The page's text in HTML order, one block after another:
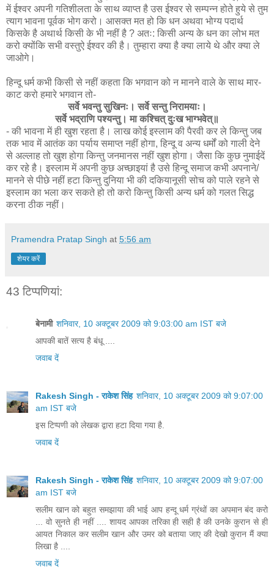
में ईश्वर अपनी गतिशीलता के साथ व्याप्त है उस ईश्वर से सम्‍पन्‍न होते हुये से तुम
त्याग भावना पूर्वक भोग करो। आसक्त मत हो कि धन अथवा भोग्‍य पदार्थ
किसके है अथार्थ किसी के भी नहीं है ? अतः: किसी अन्य के धन का लोभ मत
करो क्योंकि सभी वस्‍तुऐ ईश्वर की है। तुम्हारा क्या है क्या लाये थे और क्या ले
जाओगे।
हिन्दू धर्म कभी किसी से नहीं कहता कि भगवान को न मानने वाले के साथ मार-
काट करो हमारे भगवान तो-
सर्वे भवन्तु सुखिनः। सर्वे सन्तु निरामयाः।
सर्वे भद्राणि पश्यन्तु। मा कश्चित् दुःख भाग्भवेत्॥
- की भावना में ही खुश रहता है। लाख कोई इस्लाम की पैरवी कर ले किन्तु जब
तक भाव में आतंक का पर्याय समाप्त नहीं होगा, हिन्दू व अन्य धर्मों को गाली देने
से अल्लाह तो खुश होगा किन्तु जनमानस नहीं खुश होगा। जैसा कि कुछ नुमाईदें
कर रहे है। इस्लाम में अपनी कुछ अच्छाइयां है उसे हिन्दू समाज कभी अपनाने/
मानने से पीछे नहीं हटा किन्तु दुनिया भी की दकियानूसी सोच को पाले रहने से
इस्लाम का भला कर सकते हो तो करो किन्तु किसी अन्य धर्म को गलत सिद्ध
करना ठीक नहीं।
Pramendra Pratap Singh at 5:56 am
शेयर करें
43 टिप्‍पणियां:
बेनामी शनिवार, 10 अक्टूबर 2009 को 9:03:00 am IST बजे
आपकी बातें सत्य है बंधू ....
जवाब दें
Rakesh Singh - राकेश सिंह शनिवार, 10 अक्टूबर 2009 को 9:07:00
am IST बजे
इस टिप्पणी को लेखक द्वारा हटा दिया गया है.
जवाब दें
Rakesh Singh - राकेश सिंह शनिवार, 10 अक्टूबर 2009 को 9:07:00
am IST बजे
सलीम खान को बहुत समझाया की भाई आप हन्दू धर्म ग्रंथों का अपमान बंद करो
... वो सुनते ही नहीं .... शायद आपका तरिका ही सही है की उनके कुरान से ही
आयत निकाल कर सलीम खान और उमर को बताया जाए की देखो कुरान मैं क्या
लिखा है ....
जवाब दें